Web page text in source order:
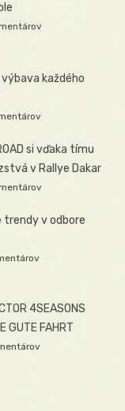
každého
si vďaka tímu
v Rallye Dakar
trendy v odbore
4SEASONS
GUTE FAHRT